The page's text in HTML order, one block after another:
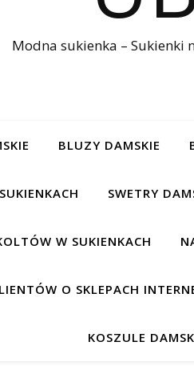
Modna sukienka – Sukienki
BLUZY DAMSKIE
SWETRY
W SUKIENKACH
O SKLEPACH
KOSZULE